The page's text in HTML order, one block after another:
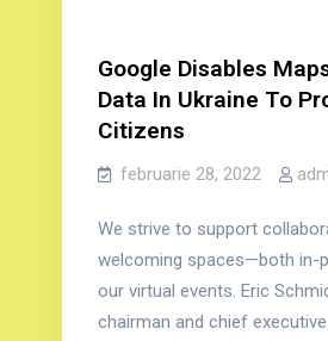
Google Disables
Data In Ukraine To
Citizens
februarie 28, 2022
We strive to support
welcoming spaces—both in-
our virtual events. Eric
chairman and chief